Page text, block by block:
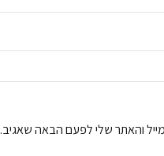
והאתר שלי לפעם הבאה שאגיב.